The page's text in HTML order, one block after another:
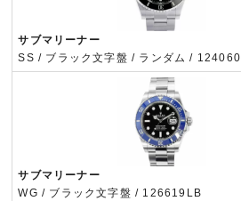
サブマリーナー
SS / ブラック文字盤 / ランダム / 124060
サブマリーナー
WG / ブラック文字盤 / 126619LB